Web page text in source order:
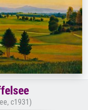
c1931)